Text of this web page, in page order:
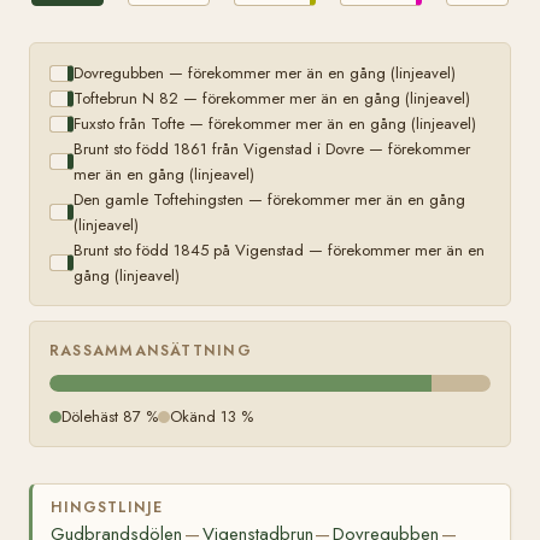
på
Dovregubben — förekommer mer än en gång (linjeavel)
Toftebrun N 82 — förekommer mer än en gång (linjeavel)
Fuxsto från Tofte — förekommer mer än en gång (linjeavel)
Brunt sto född 1861 från Vigenstad i Dovre — förekommer
mer än en gång (linjeavel)
Den gamle Toftehingsten — förekommer mer än en gång
(linjeavel)
Brunt sto född 1845 på Vigenstad — förekommer mer än en
gång (linjeavel)
RASSAMMANSÄTTNING
Dölehäst 87 % Okänd 13 %
HINGSTLINJE
Gudbrandsdölen —Vigenstadbrun—Dovregubben —